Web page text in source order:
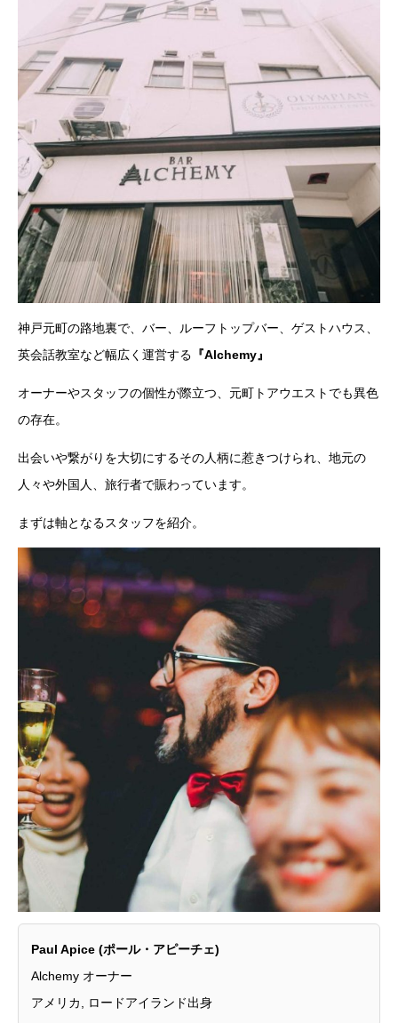
神戸元町の路地裏で、バー、ルーフトップバー、ゲストハウス、
英会話教室など幅広く運営する 『Alchemy』
オーナーやスタッフの個性が際立つ、元町トアウエストでも異色
の存在。
出会いや繋がりを大切にするその人柄に惹きつけられ、地元の
人々や外国人、旅行者で賑わっています。
まずは軸となるスタッフを紹介。
Paul Apice (ポール・アピーチェ)
Alchemy オーナー
アメリカ, ロードアイランド出身